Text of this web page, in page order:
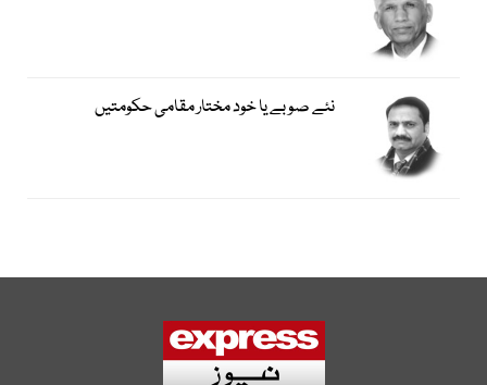
نئے صوبے یا خود مختار مقامی حکومتیں